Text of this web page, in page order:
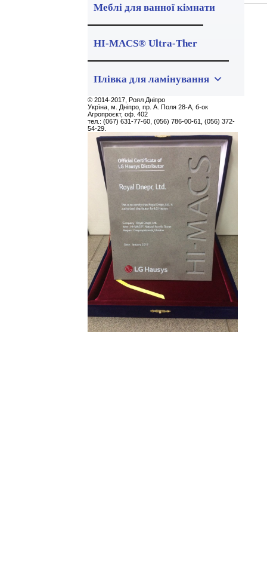
Меблі для ванної кімнати
HI-MACS® Ultra-Ther
Плівка для ламінування
© 2014-2017, Роял Дніпро
Укpїна, м. Дніпро, пр. А. Поля 28-А, б-ок
Агропроєкт, оф. 402
тел.: (067) 631-77-60, (056) 786-00-61, (056) 372-
54-29.